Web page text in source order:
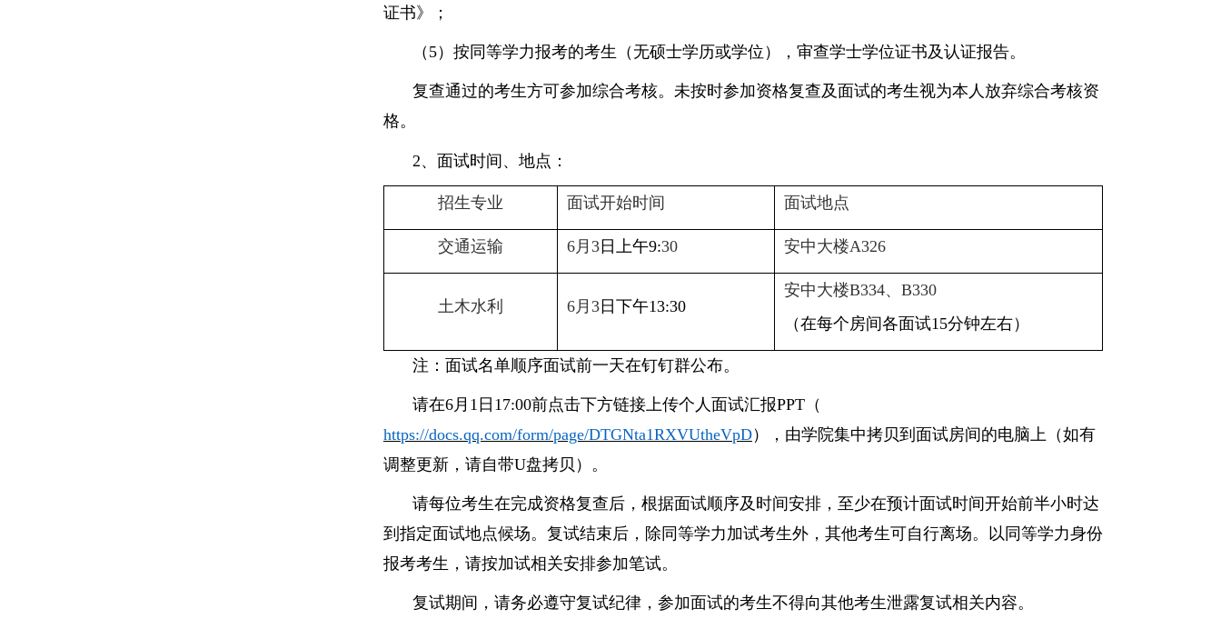
证书》
；
（ 5） 按同等学力报考的考生（无硕士学历或学位），审查学士学位证书及认证报告。
复查通过的考生方可参加综合考核。未按时参加资格复查及面试的考生视为本人放弃综合考核资
格。
2、 面试时间、地点 ：
招生专业 面试开始时间 面试地点
交通运输 6月 3 日上午9:30 安中大楼A326
土木水利 6月 3 日下午13:30
安中大楼B334、 B330
（在每个房间各面试15分钟左右）
注： 面试名单顺序面试前一天在钉钉群公布。
请在6月 1 日 17:00前点击下方链接上传个人面试汇报PPT（
https://docs.qq.com/form/page/DTGNta1RXVUtheVpD） ，由学院集中拷贝到面试房间 的电脑上（如有
调整更新，请自带U盘拷贝 ）。
请每位考生在完成资格复查后，根据面试顺序及时间安排， 至少在预计面试时间开始前半小时达
到指定面试地点候场。复试结束后， 除同等学力加试考生外，其他考生可自行离场。以同等学力身份
报考考生 ，请按加试相关安排参加笔试。
复试期间， 请务必遵守复试纪律，参加面试的考生不得向其他考生泄露复试相关内容。